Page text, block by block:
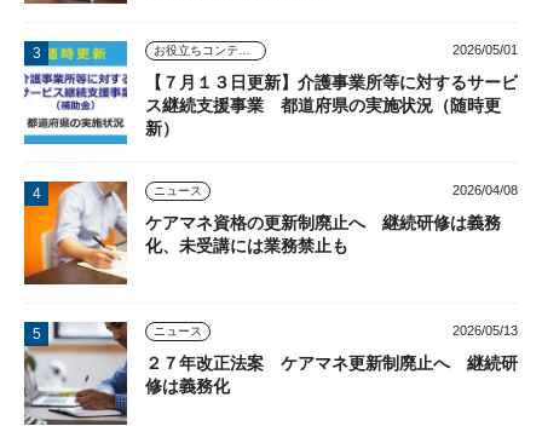
お役立ちコンテンツ 2026/05/01
【７月１３日更新】介護事業所等に対するサービ
ス継続支援事業 都道府県の実施状況（随時更
新）
ニュース 2026/04/08
ケアマネ資格の更新制廃止へ 継続研修は義務
化、未受講には業務禁止も
ニュース 2026/05/13
２７年改正法案 ケアマネ更新制廃止へ 継続研
修は義務化